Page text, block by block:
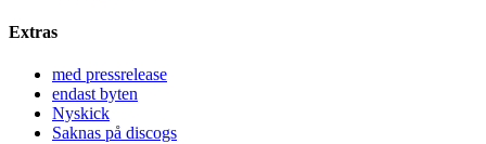
Extras
med pressrelease
endast byten
Nyskick
Saknas på discogs